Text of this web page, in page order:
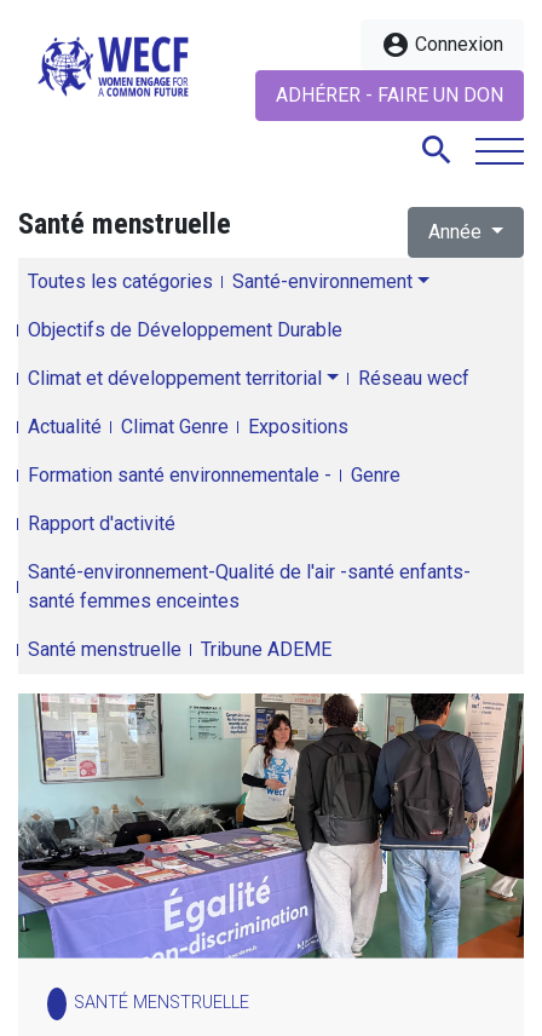
account_circle Connexion
ADHÉRER - FAIRE UN DON
search
Santé menstruelle Année
Toutes les catégories Santé-environnement
Objectifs de Développement Durable
Climat et développement territorial Réseau wecf
Actualité Climat Genre Expositions
Formation santé environnementale - Genre
Rapport d'activité
Santé-environnement-Qualité de l'air -santé enfants-
santé femmes enceintes
Santé menstruelle Tribune ADEME
SANTÉ MENSTRUELLE